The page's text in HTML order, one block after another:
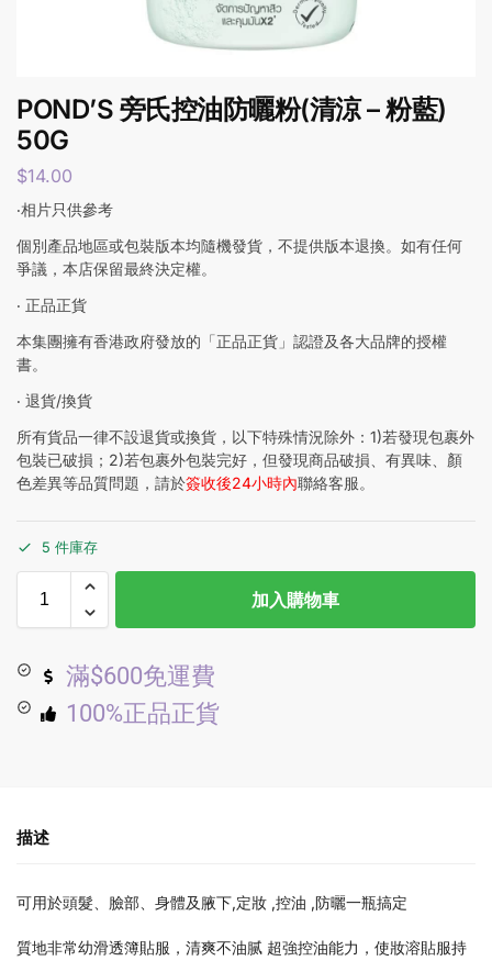
POND’S 旁氏控油防曬粉(清涼 – 粉藍)
50G
$14.00
‧相片只供參考
個別產品地區或包裝版本均隨機發貨，不提供版本退換。如有任何
爭議，本店保留最終決定權。
‧ 正品正貨
本集團擁有香港政府發放的「正品正貨」認證及各大品牌的授權
書。
‧ 退貨/換貨
所有貨品一律不設退貨或換貨，以下特殊情況除外：1)若發現包裹外
包裝已破損；2)若包裹外包裝完好，但發現商品破損、有異味、顏
色差異等品質問題，請於簽收後24小時內聯絡客服。
5 件庫存
加入購物車
滿$600免運費
100%正品正貨
描述
可用於頭髮、臉部、身體及腋下,定妝 ,控油 ,防曬一瓶搞定
質地非常幼滑透簿貼服，清爽不油腻 超強控油能力，使妝溶貼服持